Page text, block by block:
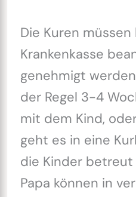
Die Kuren
Krankenkasse
genehmigt
der Regel 3-4
mit dem Kind,
geht es in eine
die Kinder
Papa können in